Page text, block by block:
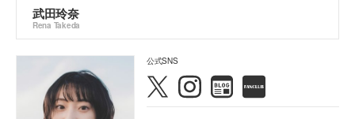
武田玲奈
Rena Takeda
公式SNS